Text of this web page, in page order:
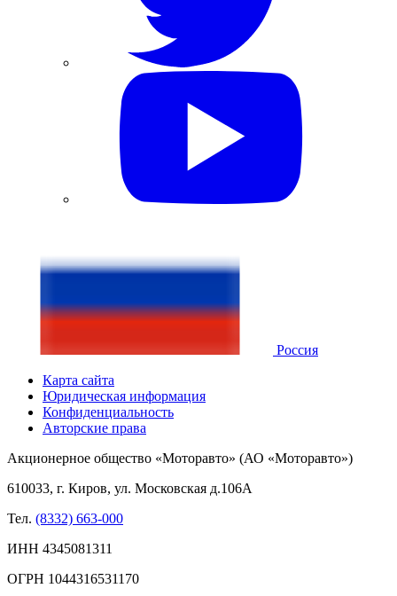
Россия
Карта сайта
Юридическая информация
Конфиденциальность
Авторские права
Акционерное общество «Моторавто» (АО «Моторавто»)
610033, г. Киров, ул. Московская д.106А
Тел. (8332) 663-000
ИНН 4345081311
ОГРН 1044316531170